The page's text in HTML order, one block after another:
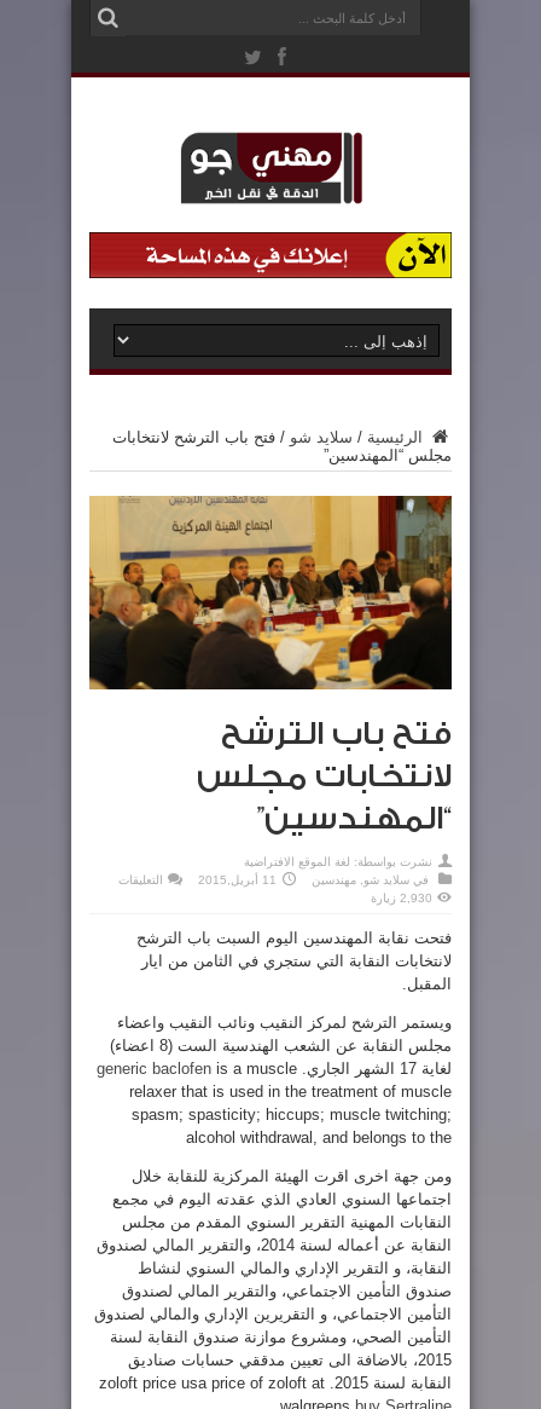
الرئيسية / سلايد شو / فتح باب الترشح لانتخابات
مجلس “المهندسين”
فتح باب الترشح
لانتخابات مجلس
“المهندسين”
نشرت بواسطة: لغة الموقع الافتراضية
في سلايد شو مهندسين 11 أبريل,2015 التعليقات
2,930 زيارة
فتحت نقابة المهندسين اليوم السبت باب الترشح
لانتخابات النقابة التي ستجري في الثامن من ايار
المقبل.
ويستمر الترشح لمركز النقيب ونائب النقيب واعضاء
مجلس النقابة عن الشعب الهندسية الست (8 اعضاء)
لغاية 17 الشهر الجاري.
generic baclofen is a muscle
relaxer that is used in the treatment of muscle
spasm; spasticity; hiccups; muscle twitching;
alcohol withdrawal, and belongs to the
ومن جهة اخرى اقرت الهيئة المركزية للنقابة خلال
اجتماعها السنوي العادي الذي عقدته اليوم في مجمع
النقابات المهنية التقرير السنوي المقدم من مجلس
النقابة عن أعماله لسنة 2014، والتقرير المالي لصندوق
النقابة، و التقرير الإداري والمالي السنوي لنشاط
صندوق التأمين الاجتماعي، والتقرير المالي لصندوق
التأمين الاجتماعي، و التقريرين الإداري والمالي لصندوق
التأمين الصحي، ومشروع موازنة صندوق النقابة لسنة
2015، بالاضافة الى تعيين مدققي حسابات صناديق
النقابة لسنة 2015.
zoloft price usa price of zoloft at